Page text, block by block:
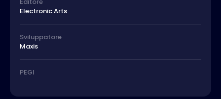
Electronic Arts
Sviluppatore
Maxis
PEGI